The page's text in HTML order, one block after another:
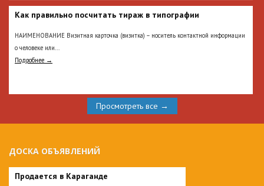
Как правильно посчитать тираж в типографии
НАИМЕНОВАНИЕ Визитная карточка (визитка) – носитель контактной информации
о человеке или...
Подробнее →
Просмотреть все →
ДОСКА ОБЪЯВЛЕНИЙ
Продается в Караганде